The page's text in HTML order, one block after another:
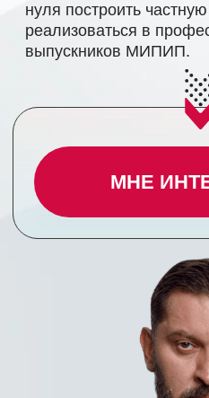
МНЕ ИНТЕРЕСНО!